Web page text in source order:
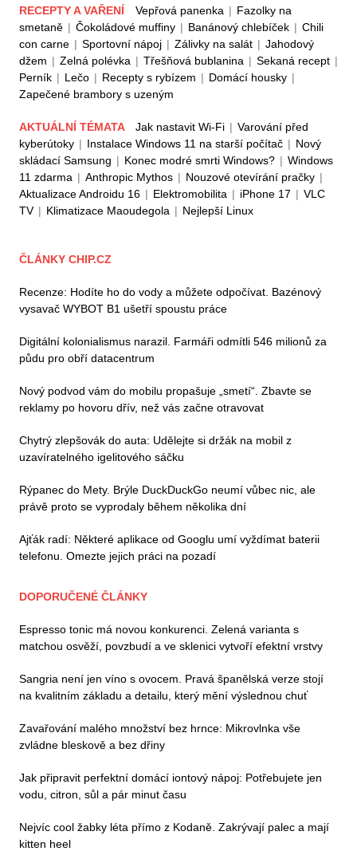
RECEPTY A VAŘENÍ Vepřová panenka | Fazolky na
smetaně | Čokoládové muffiny | Banánový chlebíček | Chili
con carne | Sportovní nápoj | Zálivky na salát | Jahodový
džem | Zelná polévka | Třešňová bublanina | Sekaná recept |
Perník | Lečo | Recepty s rybízem | Domácí housky |
Zapečené brambory s uzeným
AKTUÁLNÍ TÉMATA Jak nastavit Wi-Fi | Varování před
kyberútoky | Instalace Windows 11 na starší počítač | Nový
skládací Samsung | Konec modré smrti Windows? | Windows
11 zdarma | Anthropic Mythos | Nouzové otevírání pračky |
Aktualizace Androidu 16 | Elektromobilita | iPhone 17 | VLC
TV | Klimatizace Maoudegola | Nejlepší Linux
ČLÁNKY CHIP.CZ
Recenze: Hodíte ho do vody a můžete odpočívat. Bazénový
vysavač WYBOT B1 ušetří spoustu práce
Digitální kolonialismus narazil. Farmáři odmítli 546 milionů za
půdu pro obří datacentrum
Nový podvod vám do mobilu propašuje „smetí“. Zbavte se
reklamy po hovoru dřív, než vás začne otravovat
Chytrý zlepšovák do auta: Udělejte si držák na mobil z
uzavíratelného igelitového sáčku
Rýpanec do Mety. Brýle DuckDuckGo neumí vůbec nic, ale
právě proto se vyprodaly během několika dní
Ajťák radí: Některé aplikace od Googlu umí vyždímat baterii
telefonu. Omezte jejich práci na pozadí
DOPORUČENÉ ČLÁNKY
Espresso tonic má novou konkurenci. Zelená varianta s
matchou osvěží, povzbudí a ve sklenici vytvoří efektní vrstvy
Sangria není jen víno s ovocem. Pravá španělská verze stojí
na kvalitním základu a detailu, který mění výslednou chuť
Zavařování malého množství bez hrnce: Mikrovlnka vše
zvládne bleskově a bez dřiny
Jak připravit perfektní domácí iontový nápoj: Potřebujete jen
vodu, citron, sůl a pár minut času
Nejvíc cool žabky léta přímo z Kodaně. Zakrývají palec a mají
kitten heel